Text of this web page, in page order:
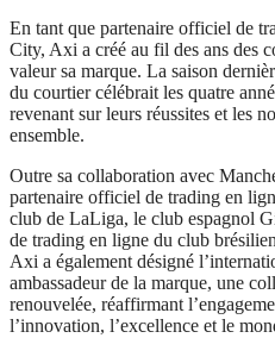
En tant que partenaire officiel de
City, Axi a créé au fil des ans des
valeur sa marque. La saison
du courtier célébrait les quatre
revenant sur leurs réussites et les
ensemble.
Outre sa collaboration avec
partenaire officiel de trading en
club de LaLiga, le club espagnol
de trading en ligne du club
Axi a également désigné
ambassadeur de la marque, une
renouvelée, réaffirmant
l’innovation, l’excellence et le